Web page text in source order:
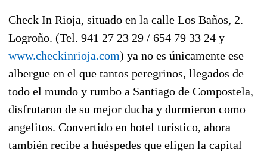
Check In Rioja, situado en la calle Los Baños, 2.
Logroño. (Tel. 941 27 23 29 / 654 79 33 24 y
www.checkinrioja.com) ya no es únicamente ese
albergue en el que tantos peregrinos, llegados de
todo el mundo y rumbo a Santiago de Compostela,
disfrutaron de su mejor ducha y durmieron como
angelitos. Convertido en hotel turístico, ahora
también recibe a huéspedes que eligen la capital